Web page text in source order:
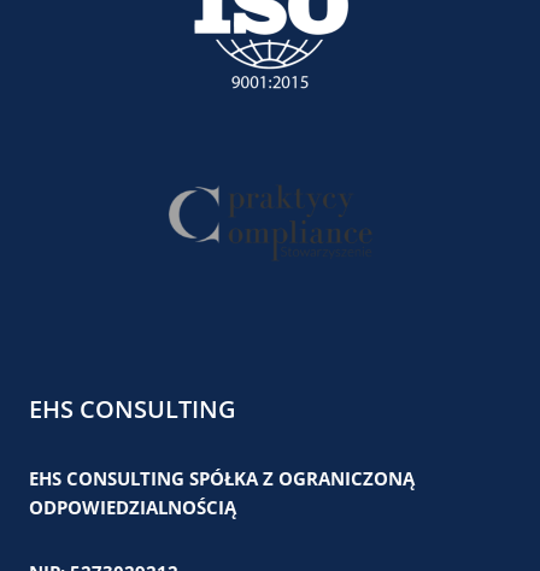
EHS CONSULTING
EHS CONSULTING SPÓŁKA Z OGRANICZONĄ
ODPOWIEDZIALNOŚCIĄ